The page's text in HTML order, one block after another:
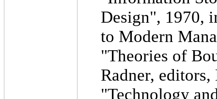
Design", 1970,
to Modern
"Theories of
Radner,
"Technology